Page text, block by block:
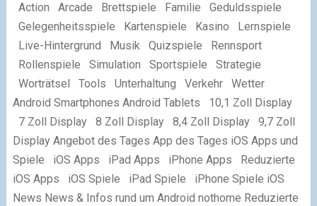
Action Arcade Brettspiele Familie Geduldsspiele
Gelegenheitsspiele Kartenspiele Kasino Lernspiele
Live-Hintergrund Musik Quizspiele Rennsport
Rollenspiele Simulation Sportspiele Strategie
Worträtsel Tools Unterhaltung Verkehr Wetter
Android Smartphones Android Tablets 10,1 Zoll Display
7 Zoll Display 8 Zoll Display 8,4 Zoll Display 9,7 Zoll
Display Angebot des Tages App des Tages iOS Apps und
Spiele iOS Apps iPad Apps iPhone Apps Reduzierte
iOS Apps iOS Spiele iPad Spiele iPhone Spiele iOS
News News & Infos rund um Android nothome Reduzierte